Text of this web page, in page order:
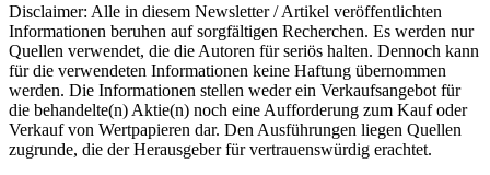
Disclaimer: Alle in diesem Newsletter / Artikel veröffentlichten
Informationen beruhen auf sorgfältigen Recherchen. Es werden nur
Quellen verwendet, die die Autoren für seriös halten. Dennoch kann
für die verwendeten Informationen keine Haftung übernommen
werden. Die Informationen stellen weder ein Verkaufsangebot für
die behandelte(n) Aktie(n) noch eine Aufforderung zum Kauf oder
Verkauf von Wertpapieren dar. Den Ausführungen liegen Quellen
zugrunde, die der Herausgeber für vertrauenswürdig erachtet.